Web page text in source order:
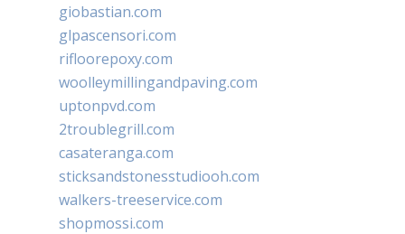
giobastian.com
glpascensori.com
rifloorepoxy.com
woolleymillingandpaving.com
uptonpvd.com
2troublegrill.com
casateranga.com
sticksandstonesstudiooh.com
walkers-treeservice.com
shopmossi.com